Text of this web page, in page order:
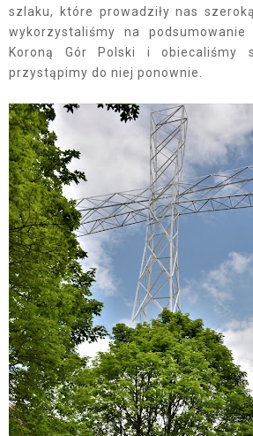
szlaku, które prowadziły nas
wykorzystaliśmy na
Koroną Gór Polski i
przystąpimy do niej ponownie.